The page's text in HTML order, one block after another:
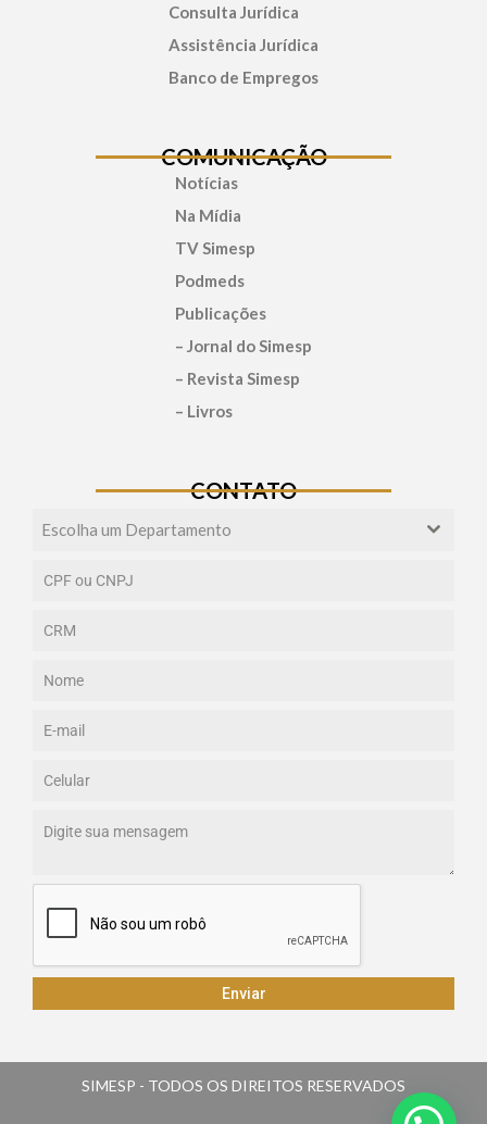
Consulta Jurídica
Assistência Jurídica
Banco de Empregos
COMUNICAÇÃO
Notícias
Na Mídia
TV Simesp
Podmeds
Publicações
– Jornal do Simesp
– Revista Simesp
– Livros
CONTATO
Escolha um Departamento
Enviar
SIMESP - TODOS OS DIREITOS RESERVADOS